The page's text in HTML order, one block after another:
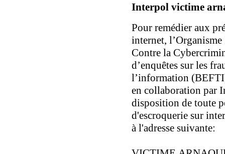
Interpol victime
Pour remédier aux
internet,
Contre la
d’enquêtes sur les
l’information
en collaboration par
disposition de toute
d'escroquerie sur
à l'adresse suivante: